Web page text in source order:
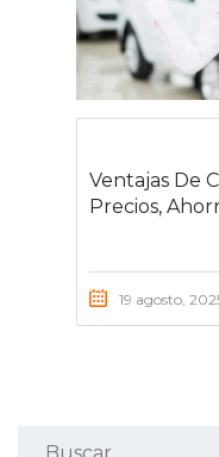
Ventajas De
Precios,
19 agosto,